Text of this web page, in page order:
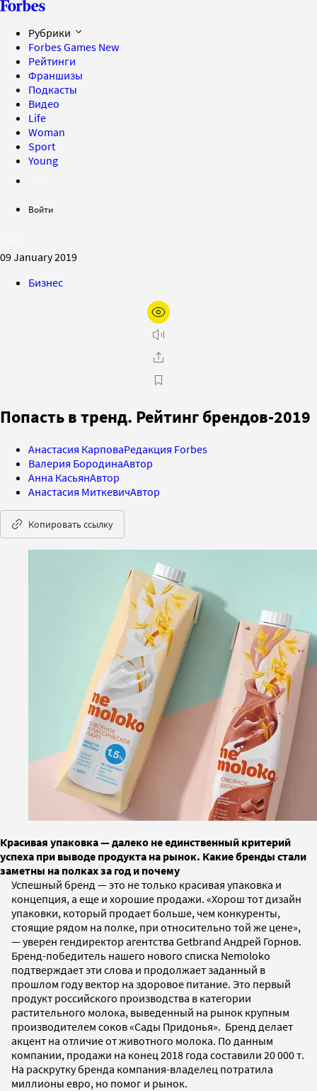
Рубрики
Forbes Games New
Рейтинги
Франшизы
Подкасты
Видео
Life
Woman
Sport
Young
Войти
09 January 2019
Бизнес
Попасть в тренд. Рейтинг брендов-2019
Анастасия КарповаРедакция Forbes
Валерия БородинаАвтор
Анна КасьянАвтор
Анастасия МиткевичАвтор
Копировать ссылку
Красивая упаковка — далеко не единственный критерий
успеха при выводе продукта на рынок. Какие бренды стали
заметны на полках за год и почему
Успешный бренд — это не только красивая упаковка и
концепция, а еще и хорошие продажи. «Хорош тот дизайн
упаковки, который продает больше, чем конкуренты,
стоящие рядом на полке, при относительно той же цене»,
— уверен гендиректор агентства Getbrand Андрей Горнов.
Бренд-победитель нашего нового списка Nemoloko
подтверждает эти слова и продолжает заданный в
прошлом году вектор на здоровое питание. Это первый
продукт российского производства в категории
растительного молока, выведенный на рынок крупным
производителем соков «Сады Придонья». Бренд делает
акцент на отличие от животного молока. По данным
компании, продажи на конец 2018 года составили 20 000 т.
На раскрутку бренда компания-владелец потратила
миллионы евро, но помог и рынок.